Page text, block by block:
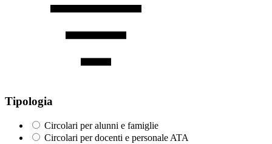
Tipologia
Circolari per alunni e famiglie
Circolari per docenti e personale ATA